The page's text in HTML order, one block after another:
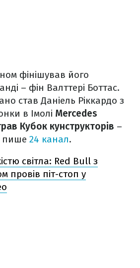
фінішував його
– фін Валттері Боттас.
став Даніель Ріккардо з
в Імолі Mercedes
Кубок кунструкторів –
пише 24 канал.
світла: Red Bull з
провів піт-стоп у